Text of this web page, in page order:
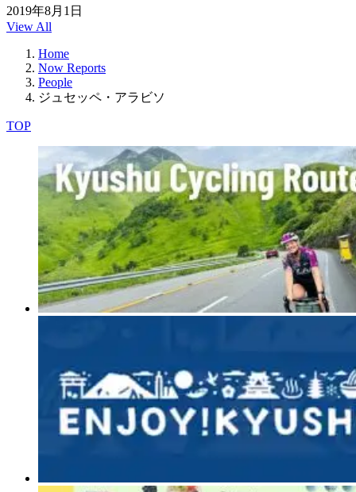
2019年8月1日
View All
Home
Now Reports
People
ジュセッペ・アラビソ
TOP